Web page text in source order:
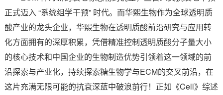
正式迈入 “系统组学干预” 时代。而华熙生物作为全球透明质
酸产业的龙头企业，华熙生物在透明质酸前沿研究与应用转
化方面拥有的深厚积累，凭借精准控制透明质酸分子量大小
的核心技术和中国企业的生物制造优势引领着这一领域的前
沿探索与产业化，持续探索糖生物学与ECM的交叉前沿，在
这片充满无限可能的抗衰深蓝中破浪前行！正如《Cell》综述